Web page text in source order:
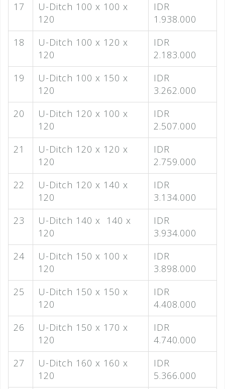
17
U-Ditch 100 x 100 x
120
IDR
1.938.000
18
U-Ditch 100 x 120 x
120
IDR
2.183.000
19
U-Ditch 100 x 150 x
120
IDR
3.262.000
20
U-Ditch 120 x 100 x
120
IDR
2.507.000
21
U-Ditch 120 x 120 x
120
IDR
2.759.000
22
U-Ditch 120 x 140 x
120
IDR
3.134.000
23
U-Ditch 140 x 140 x
120
IDR
3.934.000
24
U-Ditch 150 x 100 x
120
IDR
3.898.000
25
U-Ditch 150 x 150 x
120
IDR
4.408.000
26
U-Ditch 150 x 170 x
120
IDR
4.740.000
27
U-Ditch 160 x 160 x
120
IDR
5.366.000